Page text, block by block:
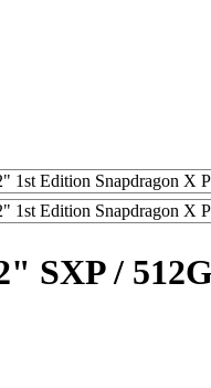
SXP /